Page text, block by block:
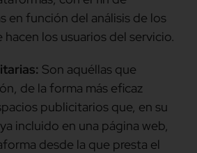
en función del análisis de los
los usuarios del servicio.
Son aquéllas que
de la forma más eficaz
publicitarios que, en su
incluido en una página web,
desde la que presta el